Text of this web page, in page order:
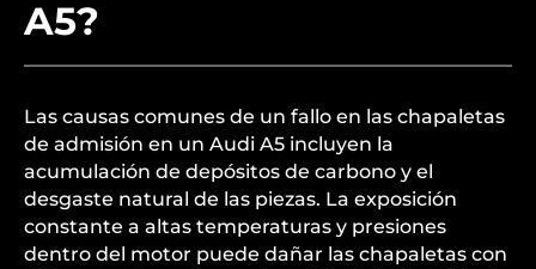
A5?
Las causas comunes de un fallo en las chapaletas
de admisión en un Audi A5 incluyen la
acumulación de depósitos de carbono y el
desgaste natural de las piezas. La exposición
constante a altas temperaturas y presiones
dentro del motor puede dañar las chapaletas con